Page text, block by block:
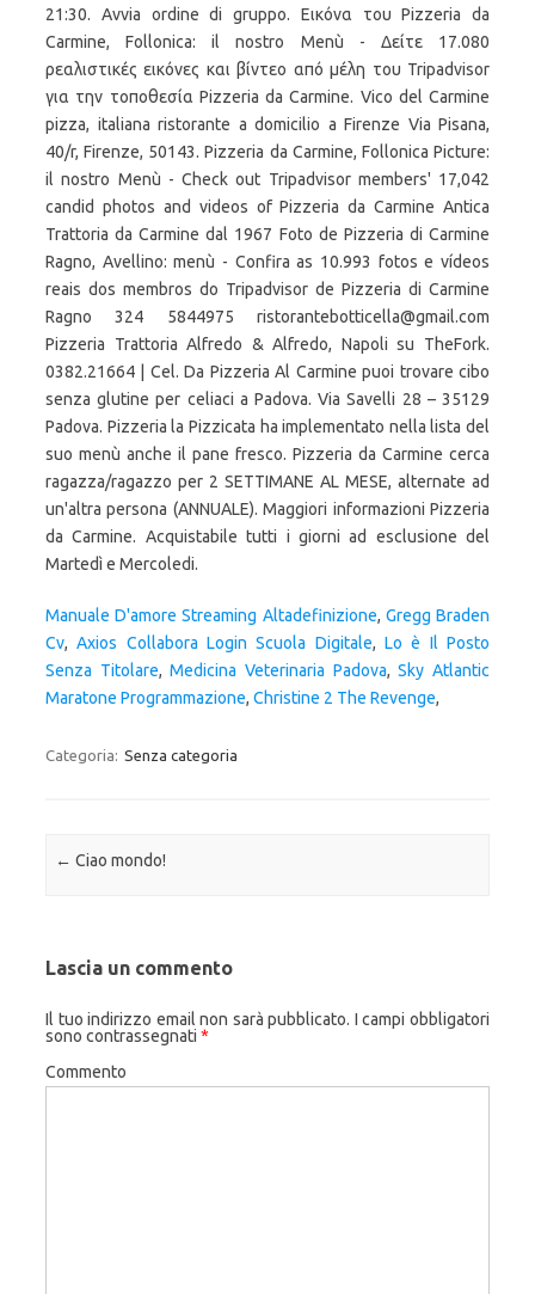
21:30. Avvia ordine di gruppo. Εικόνα του Pizzeria da
Carmine, Follonica: il nostro Menù - Δείτε 17.080
ρεαλιστικές εικόνες και βίντεο από μέλη του Tripadvisor
για την τοποθεσία Pizzeria da Carmine. Vico del Carmine
pizza, italiana ristorante a domicilio a Firenze Via Pisana,
40/r, Firenze, 50143. Pizzeria da Carmine, Follonica Picture:
il nostro Menù - Check out Tripadvisor members' 17,042
candid photos and videos of Pizzeria da Carmine Antica
Trattoria da Carmine dal 1967 Foto de Pizzeria di Carmine
Ragno, Avellino: menù - Confira as 10.993 fotos e vídeos
reais dos membros do Tripadvisor de Pizzeria di Carmine
Ragno 324 5844975 ristorantebotticella@gmail.com
Pizzeria Trattoria Alfredo & Alfredo, Napoli su TheFork.
0382.21664 | Cel. Da Pizzeria Al Carmine puoi trovare cibo
senza glutine per celiaci a Padova. Via Savelli 28 – 35129
Padova. Pizzeria la Pizzicata ha implementato nella lista del
suo menù anche il pane fresco. Pizzeria da Carmine cerca
ragazza/ragazzo per 2 SETTIMANE AL MESE, alternate ad
un'altra persona (ANNUALE). Maggiori informazioni Pizzeria
da Carmine. Acquistabile tutti i giorni ad esclusione del
Martedì e Mercoledi.
Manuale D'amore Streaming Altadefinizione, Gregg Braden
Cv,Axios Collabora Login Scuola Digitale,Lo è Il Posto
Senza Titolare,Medicina Veterinaria Padova,Sky Atlantic
Maratone Programmazione, Christine 2 The Revenge,
Categoria: Senza categoria
Navigazione articolo
← Ciao mondo!
Lascia un commento
Il tuo indirizzo email non sarà pubblicato. I campi obbligatori
sono contrassegnati *
Commento